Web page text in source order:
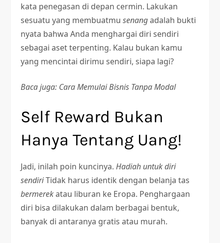
kata penegasan di depan cermin. Lakukan
sesuatu yang membuatmusenangadalah bukti
nyata bahwa Anda menghargai diri sendiri
sebagai aset terpenting. Kalau bukan kamu
yang mencintai dirimu sendiri, siapa lagi?
Baca juga: Cara Memulai Bisnis Tanpa Modal
Self Reward Bukan
Hanya Tentang Uang!
Jadi, inilah poin kuncinya.Hadiah untuk diri
sendiriTidak harus identik dengan belanja tas
bermerekatau liburan ke Eropa. Penghargaan
diri bisa dilakukan dalam berbagai bentuk,
banyak di antaranya gratis atau murah.